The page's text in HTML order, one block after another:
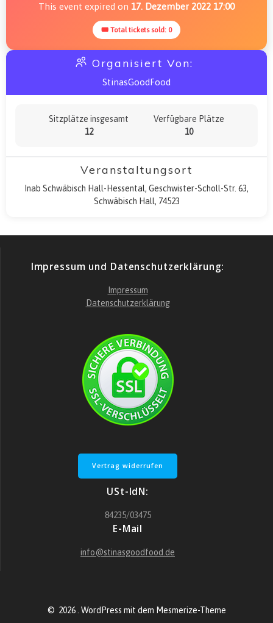
This event expired on 17. Dezember 2022 17:00
🎟 Total tickets sold: 0
Organisiert Von:
StinasGoodFood
Sitzplätze insgesamt
12
Verfügbare Plätze
10
Veranstaltungsort
Inab Schwäbisch Hall-Hessental, Geschwister-Scholl-Str. 63,
Schwäbisch Hall, 74523
Impressum und Datenschutzerklärung:
Impressum
Datenschutzerklärung
Vertrag widerrufen
USt-IdN:
84235/03475
E-Mail
info@stinasgoodfood.de
© 2026 . WordPress mit dem Mesmerize-Theme